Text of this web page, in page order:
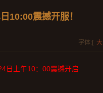
10:00震撼开服！
字体:[ 大
日上午10：00震撼开启